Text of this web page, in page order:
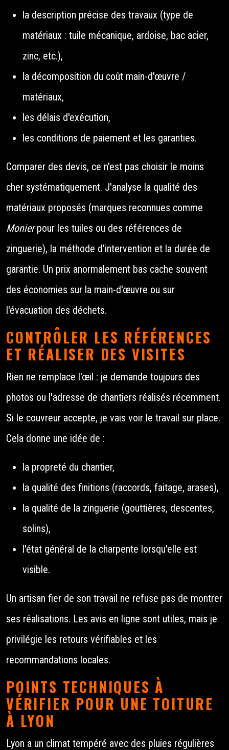
la description précise des travaux (type de
matériaux : tuile mécanique, ardoise, bac acier,
zinc, etc.),
la décomposition du coût main-d'œuvre /
matériaux,
les délais d'exécution,
les conditions de paiement et les garanties.
Comparer des devis, ce n'est pas choisir le moins
cher systématiquement. J'analyse la qualité des
matériaux proposés (marques reconnues comme
Monierpour les tuiles ou des références de
zinguerie), la méthode d'intervention et la durée de
garantie. Un prix anormalement bas cache souvent
des économies sur la main-d'œuvre ou sur
l'évacuation des déchets.
CONTRÔLER LES RÉFÉRENCES
ET RÉALISER DES VISITES
Rien ne remplace l'œil : je demande toujours des
photos ou l'adresse de chantiers réalisés récemment.
Si le couvreur accepte, je vais voir le travail sur place.
Cela donne une idée de :
la propreté du chantier,
la qualité des finitions (raccords, faitage, arases),
la qualité de la zinguerie (gouttières, descentes,
solins),
l'état général de la charpente lorsqu'elle est
visible.
Un artisan fier de son travail ne refuse pas de montrer
ses réalisations. Les avis en ligne sont utiles, mais je
privilégie les retours vérifiables et les
recommandations locales.
POINTS TECHNIQUES À
VÉRIFIER POUR UNE TOITURE
À LYON
Lyon a un climat tempéré avec des pluies régulières